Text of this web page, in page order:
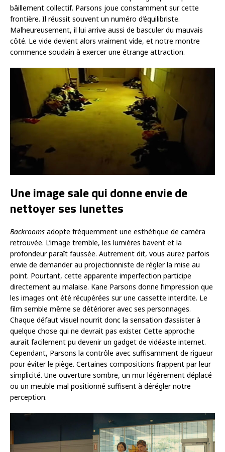
bâillement collectif. Parsons joue constamment sur cette
frontière. Il réussit souvent un numéro d’équilibriste.
Malheureusement, il lui arrive aussi de basculer du mauvais
côté. Le vide devient alors vraiment vide, et notre montre
commence soudain à exercer une étrange attraction.
Une image sale qui donne envie de
nettoyer ses lunettes
Backrooms adopte fréquemment une esthétique de caméra
retrouvée. L’image tremble, les lumières bavent et la
profondeur paraît faussée. Autrement dit, vous aurez parfois
envie de demander au projectionniste de régler la mise au
point. Pourtant, cette apparente imperfection participe
directement au malaise. Kane Parsons donne l’impression que
les images ont été récupérées sur une cassette interdite. Le
film semble même se détériorer avec ses personnages.
Chaque défaut visuel nourrit donc la sensation d’assister à
quelque chose qui ne devrait pas exister. Cette approche
aurait facilement pu devenir un gadget de vidéaste internet.
Cependant, Parsons la contrôle avec suffisamment de rigueur
pour éviter le piège. Certaines compositions frappent par leur
simplicité. Une ouverture sombre, un mur légèrement déplacé
ou un meuble mal positionné suffisent à dérégler notre
perception.